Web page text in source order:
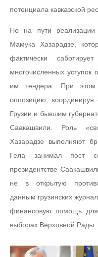
потенциала кавказской
Но на пути реализации
Мамука Хазарадзе,
фактически
многочисленных уступок
им тендера. При этом
оппозицию, координируя
Грузии и бывшим
Саакашвили. Роль
Хазарадзе выполняют
Гела занимал пост
президентстве
не в открытую
данным грузинских
финансовую помощь
выборах Верховной Рады.